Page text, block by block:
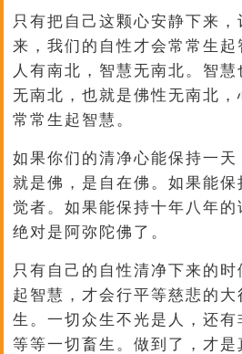
只有把自己这颗心安静下来
来，我们的自性才会常常生起
人有南北，智慧无南北。智
无南北，也就是佛性无南北
常常生起智慧。
如果你们的清净心能保持一
就是佛，是自在佛。如果能
觉者。如果能保持十年八年
绝对是阿弥陀佛了。
只有自己的自性清净下来的
起智慧，才会行平等慈悲的
生。一切众生不光是人，还有
等等一切畜生。做到了，才